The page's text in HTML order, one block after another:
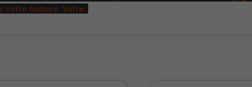
votre histoire. Votre...